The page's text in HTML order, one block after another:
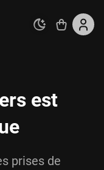
est
prises de